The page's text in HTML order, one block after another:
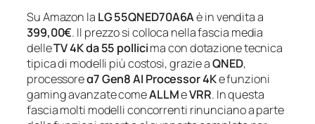
Su Amazon la LG 55QNED70A6Aè in vendita a
399,00€. Il prezzo si colloca nella fascia media
delleTV 4K da 55 pollicima con dotazione tecnica
tipica di modelli più costosi, grazie aQNED,
processoreα7 Gen8 AI Processor 4Ke funzioni
gaming avanzate comeALLMeVRR. In questa
fascia molti modelli concorrenti rinunciano a parte